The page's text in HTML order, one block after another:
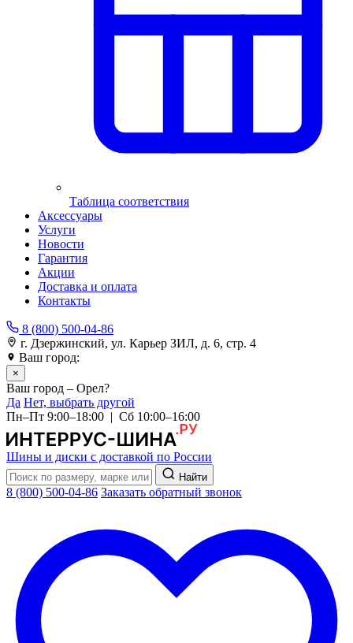
Таблица соответствия
Аксессуары
Услуги
Новости
Гарантия
Акции
Доставка и оплата
Контакты
8 (800) 500-04-86
г. Дзержинский, ул. Карьер ЗИЛ, д. 6, стр. 4
Ваш город:
×
Ваш город – Орел?
Да Нет, выбрать другой
Пн–Пт 9:00–18:00 | Сб 10:00–16:00
Шины и диски с доставкой по России
Найти
8 (800) 500-04-86 Заказать обратный звонок